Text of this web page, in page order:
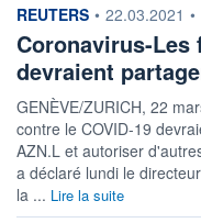
information fournie par
REUTERS • 22.03.2021 •
Coronavirus-
devraient
GENÈVE/ZURICH, 22
contre le COVID-19
AZN.L et autoriser
a déclaré lundi le
la ... Lire la suite